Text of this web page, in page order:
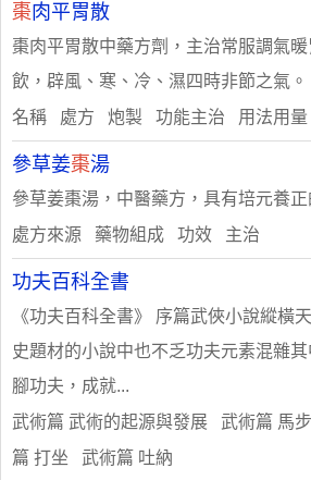
棗 肉平胃散
棗肉平胃散中藥方劑，主治常服調氣
飲，辟風、寒、冷、濕四時非節之氣。
名稱 處方 炮製 功能主治 用法用量
參草姜棗湯
參草姜棗湯，中醫藥方，具有培元養正
處方來源 藥物組成 功效 主治
功夫百科全書
《功夫百科全書》 序篇武俠小說縱橫
史題材的小說中也不乏功夫元素混雜
腳功夫，成就...
武術篇 武術的起源與發展 武術篇 馬
篇 打坐 武術篇 吐納